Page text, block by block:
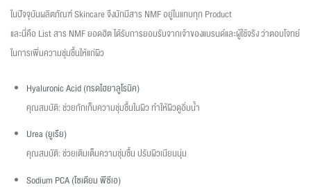
ในปัจจุบันผลิตภัณฑ์ Skincare จึงมักมีสาร NMF อยู่ในแทบทุก Product
และนี่คือ List สาร NMF ยอดฮิต ได้รับการยอมรับจากเจ้าของแบรนด์และผู้ใช้จริง ว่าตอบโจทย์
ในการเพิ่มความชุ่มชื้นให้แก่ผิว
Hyaluronic Acid (กรดไฮยาลูโรนิค)
คุณสมบัติ: ช่วยกักเก็บความชุ่มชื้นในผิว ทำให้ผิวดูอิ่มน้ำ
Urea (ยูเรีย)
คุณสมบัติ: ช่วยเติมเต็มความชุ่มชื้น ปรับผิวเนียนนุ่ม
Sodium PCA (โซเดียม พีซีเอ)